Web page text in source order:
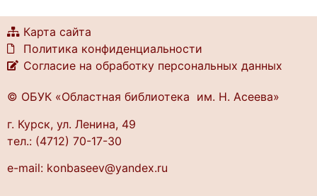
Карта сайта
Политика конфиденциальности
Согласие на обработку персональных данных
© ОБУК «Областная библиотека им. Н. Асеева»
г. Курск, ул. Ленина, 49
тел.: (4712) 70-17-30
e-mail: konbaseev@yandex.ru